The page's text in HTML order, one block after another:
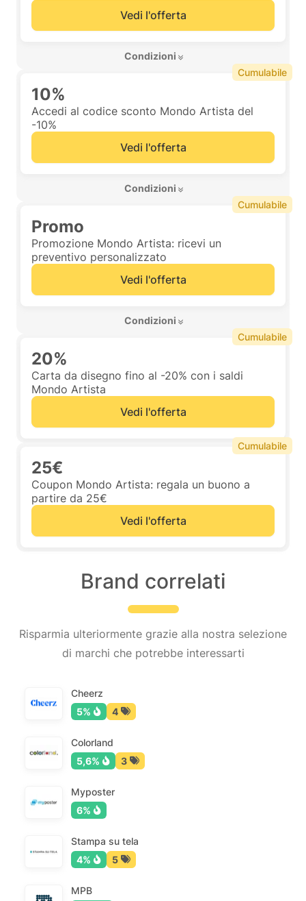
Vedi l'offerta
Condizioni
10%
Accedi al codice sconto Mondo Artista del
-10%
Vedi l'offerta
Condizioni
Cumulabile
Promo
Promozione Mondo Artista: ricevi un
preventivo personalizzato
Vedi l'offerta
Condizioni
Cumulabile
20%
Carta da disegno fino al -20% con i saldi
Mondo Artista
Vedi l'offerta
Cumulabile
25€
Coupon Mondo Artista: regala un buono a
partire da 25€
Vedi l'offerta
Cumulabile
Brand correlati
Risparmia ulteriormente grazie alla nostra selezione
di marchi che potrebbe interessarti
Cheerz
5%
4
Colorland
5,6%
3
Myposter
6%
Stampa su tela
4%
5
MPB